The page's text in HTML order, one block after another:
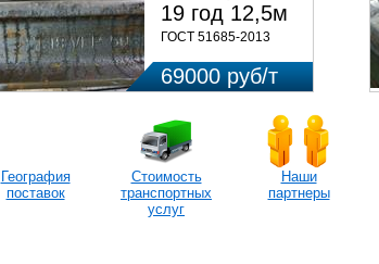
19 год 12,5м
ГОСТ 51685-2013
69000 руб/т
География
поставок
Стоимость
транспортных
услуг
Наши
партнеры